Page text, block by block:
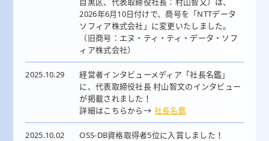
2026年6月10日付けで、商号を「NTTデータ
ソフィア株式会社」に変更いたしました。
（旧商号：エヌ・ティ・ティ・データ・ソフ
ィア株式会社）
2025.10.29
経営者インタビューメディア「社長名鑑」
に、代表取締役社長 村山智文のインタビュー
が掲載されました！
詳細はこちらから→ 社長名鑑
2025.10.02
OSS-DB資格取得者5位に入賞しました！